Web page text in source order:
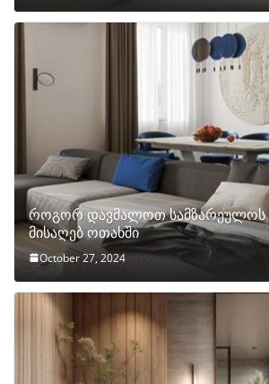
როგორ დავმალოთ სამზარეულოს
მისაღებ ოთახში
October 27, 2024